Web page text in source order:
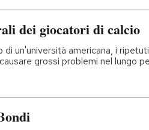
dei giocatori di calcio
di un'università americana, i
grossi problemi nel lungo